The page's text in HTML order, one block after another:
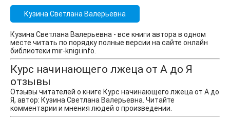
Кузина Светлана Валерьевна
Кузина Светлана Валерьевна - все книги автора в одном
месте читать по порядку полные версии на сайте онлайн
библиотеки mir-knigi.info.
Курс начинающего лжеца от А до Я
отзывы
Отзывы читателей о книге Курс начинающего лжеца от А до
Я, автор: Кузина Светлана Валерьевна. Читайте
комментарии и мнения людей о произведении.